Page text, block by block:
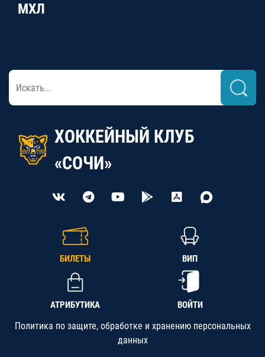
МХЛ
ХОККЕЙНЫЙ КЛУБ
«СОЧИ»
БИЛЕТЫ ВИП
АТРИБУТИКА ВОЙТИ
Политика по защите, обработке и хранению персональных
данных